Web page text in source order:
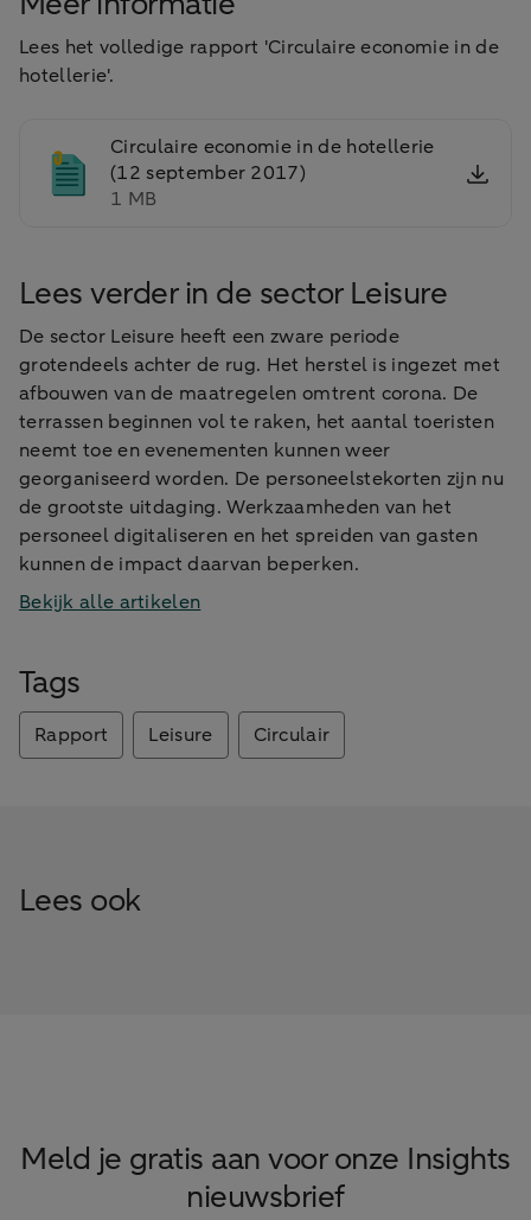
Lees het volledige rapport 'Circulaire economie in de
hotellerie'.
Circulaire economie in de hotellerie
(12 september 2017)
1 MB
Lees verder in de sector Leisure
De sector Leisure heeft een zware periode
grotendeels achter de rug. Het herstel is ingezet met
afbouwen van de maatregelen omtrent corona. De
terrassen beginnen vol te raken, het aantal toeristen
neemt toe en evenementen kunnen weer
georganiseerd worden. De personeelstekorten zijn nu
de grootste uitdaging. Werkzaamheden van het
personeel digitaliseren en het spreiden van gasten
kunnen de impact daarvan beperken.
Bekijk alle artikelen
Tags
Rapport Leisure Circulair
Lees ook
Meld je gratis aan voor onze Insights
nieuwsbrief